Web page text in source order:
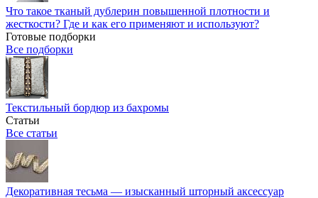
Что такое тканый дублерин повышенной плотности и
жесткости? Где и как его применяют и используют?
Готовые подборки
Все подборки
Текстильный бордюр из бахромы
Статьи
Все статьи
Декоративная тесьма — изысканный шторный аксессуар